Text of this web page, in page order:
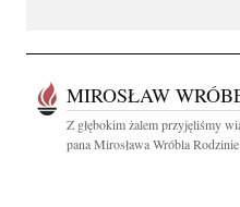
MIROSŁAW
Z głębokim żalem przyjęliśmy
pana Mirosława Wróbla